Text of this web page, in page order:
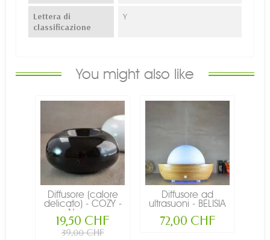
Lettera di
classificazione
Y
You might also like
Diffusore (calore
delicato) - COZY -
Nero...
19,50 CHF
39,00 CHF
Diffusore ad
ultrasuoni - BELISIA
72,00 CHF